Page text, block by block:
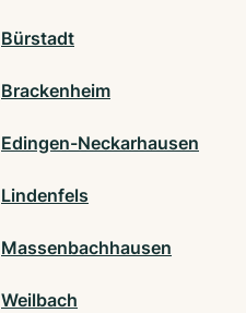
Bürstadt
Brackenheim
Edingen-Neckarhausen
Lindenfels
Massenbachhausen
Weilbach